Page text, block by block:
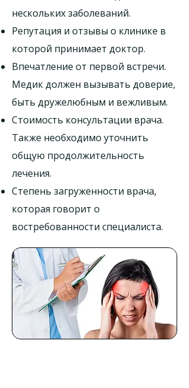
нескольких заболеваний.
Репутация и отзывы о клинике в
которой принимает доктор.
Впечатление от первой встречи.
Медик должен вызывать доверие,
быть дружелюбным и вежливым.
Стоимость консультации врача.
Также необходимо уточнить
общую продолжительность
лечения.
Степень загруженности врача,
которая говорит о
востребованности специалиста.